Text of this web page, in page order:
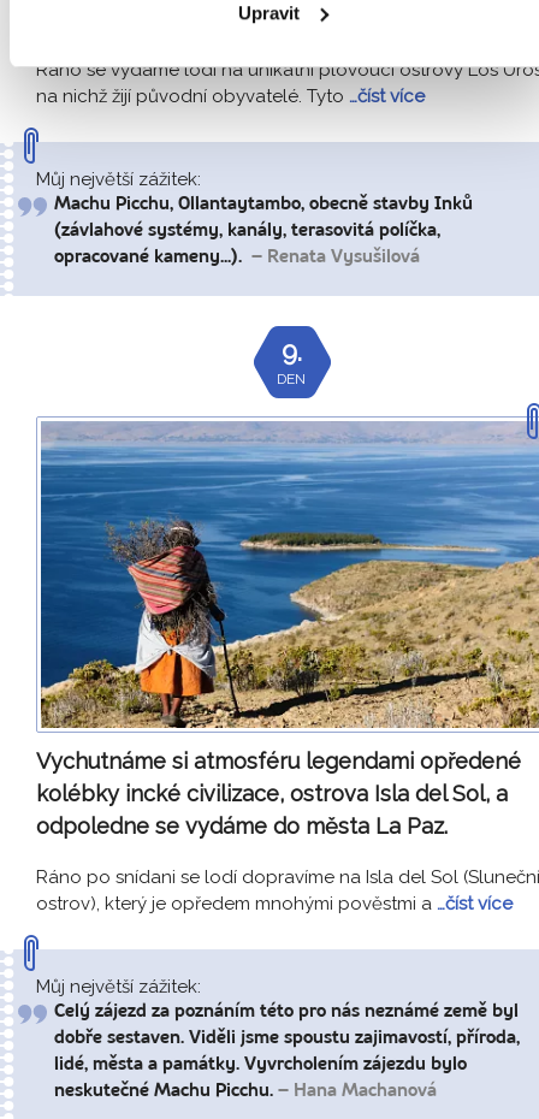
Upravit
Poté vyrazíme na cestu do Copacabany v Bolívii.
Ráno se vydáme lodí na unikátní plovoucí ostrovy Los
na nichž žijí původní obyvatelé. Tyto …číst více
Můj největší zážitek:
Machu Picchu, Ollantaytambo, obecně stavby Inků
(závlahové systémy, kanály, terasovitá políčka,
opracované kameny...). – Renata Vysušilová
9.
DEN
Vychutnáme si atmosféru legendami opředené
kolébky incké civilizace, ostrova Isla del Sol, a
odpoledne se vydáme do města La Paz.
Ráno po snídani se lodí dopravíme na Isla del Sol (Sluneční
ostrov), který je opředem mnohými pověstmi a …číst více
Můj největší zážitek:
Celý zájezd za poznáním této pro nás neznámé země byl
dobře sestaven. Viděli jsme spoustu zajimavostí, příroda,
lidé, města a památky. Vyvrcholením zájezdu bylo
neskutečné Machu Picchu. – Hana Machanová